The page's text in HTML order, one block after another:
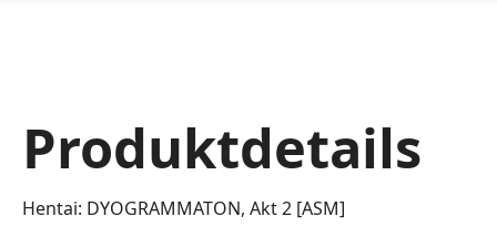
Produktdetails
Hentai: DYOGRAMMATON, Akt 2 [ASM]